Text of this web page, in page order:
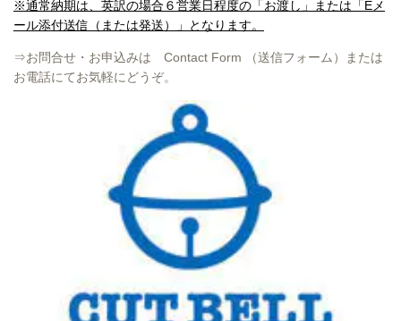
※通常納期は、英訳の場合６営業日程度の「お渡し」または「Eメ
ール添付送信（または発送）」となります。
⇒お問合せ・お申込みは Contact Form （送信フォーム）または
お電話にてお気軽にどうぞ。